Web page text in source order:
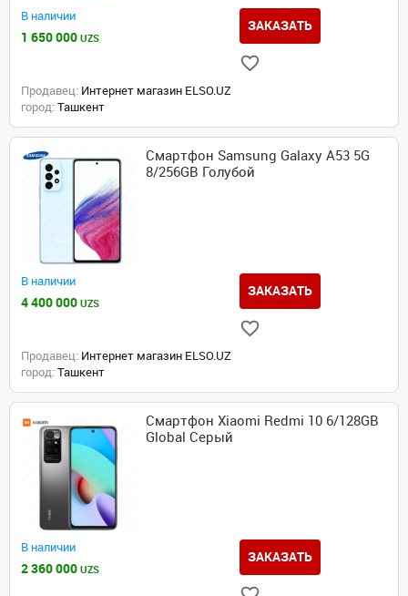
В наличии
1 650 000 UZS
ЗАКАЗАТЬ
Продавец: Интернет магазин ELSO.UZ
город: Ташкент
Смартфон Samsung Galaxy A53 5G
8/256GB Голубой
В наличии
4 400 000 UZS
ЗАКАЗАТЬ
Продавец: Интернет магазин ELSO.UZ
город: Ташкент
Смартфон Xiaomi Redmi 10 6/128GB
Global Серый
В наличии
2 360 000 UZS
ЗАКАЗАТЬ